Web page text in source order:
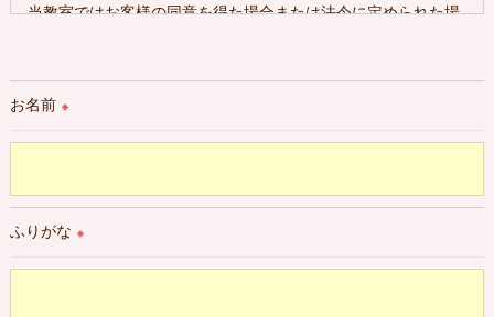
当教室ではお客様の同意を得た場合または法令に定められた場
＜個人情報の委託について＞
当教室では、利用目的の達成に必要な範囲において、個人情報
これらの委託先に対しては個人情報保護契約等の措置をとり、
適切な監督を行います。
＜個人情報の安全管理＞
お名前 ※
ふりがな ※